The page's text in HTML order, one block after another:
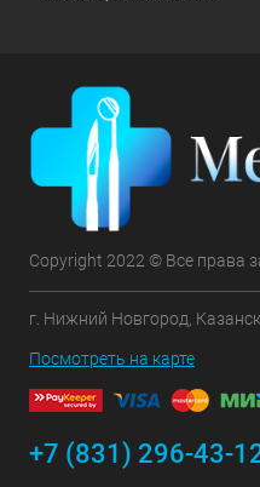
Copyright 2022 © Все права
г. Нижний Новгород,
Посмотреть на карте
+7 (831) 296-43-